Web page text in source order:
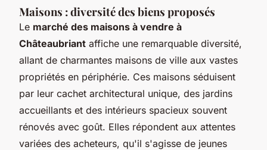
Maisons : diversité des biens proposés
Le marché des maisons à vendre à
Châteaubriant affiche une remarquable diversité,
allant de charmantes maisons de ville aux vastes
propriétés en périphérie. Ces maisons séduisent
par leur cachet architectural unique, des jardins
accueillants et des intérieurs spacieux souvent
rénovés avec goût. Elles répondent aux attentes
variées des acheteurs, qu'il s'agisse de jeunes